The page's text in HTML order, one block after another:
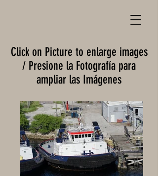
Click on Picture to enlarge images
/ Presione la Fotografía para
ampliar las Imágenes